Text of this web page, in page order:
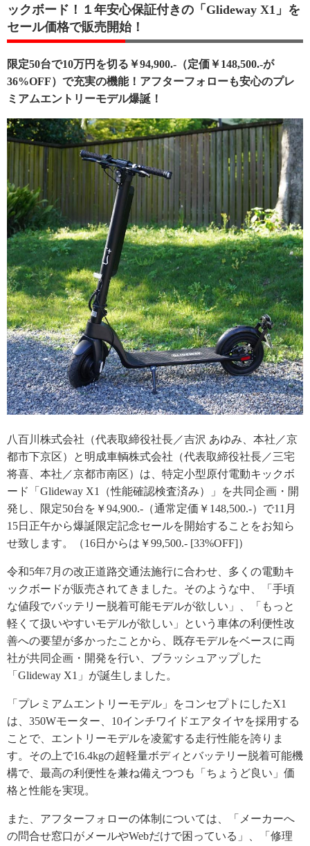
ックボード！１年安心保証付きの「Glideway X1」を
セール価格で販売開始！
限定50台で10万円を切る￥94,900.-（定価￥148,500.-が
36%OFF）で充実の機能！アフターフォローも安心のプレ
ミアムエントリーモデル爆誕！
八百川株式会社（代表取締役社長／吉沢 あゆみ、本社／京
都市下京区）と明成車輌株式会社（代表取締役社長／三宅
将喜、本社／京都市南区）は、特定小型原付電動キックボ
ード「Glideway X1（性能確認検査済み）」を共同企画・開
発し、限定50台を￥94,900.-（通常定価￥148,500.-）で11月
15日正午から爆誕限定記念セールを開始することをお知ら
せ致します。（16日からは￥99,500.- [33%OFF]）
令和5年7月の改正道路交通法施行に合わせ、多くの電動キ
ックボードが販売されてきました。そのような中、「手頃
な値段でバッテリー脱着可能モデルが欲しい」、「もっと
軽くて扱いやすいモデルが欲しい」という車体の利便性改
善への要望が多かったことから、既存モデルをベースに両
社が共同企画・開発を行い、ブラッシュアップした
「Glideway X1」が誕生しました。
「プレミアムエントリーモデル」をコンセプトにしたX1
は、350Wモーター、10インチワイドエアタイヤを採用する
ことで、エントリーモデルを凌駕する走行性能を誇りま
す。その上で16.4kgの超軽量ボディとバッテリー脱着可能機
構で、最高の利便性を兼ね備えつつも「ちょうど良い」価
格と性能を実現。
また、アフターフォローの体制については、「メーカーへ
の問合せ窓口がメールやWebだけで困っている」、「修理